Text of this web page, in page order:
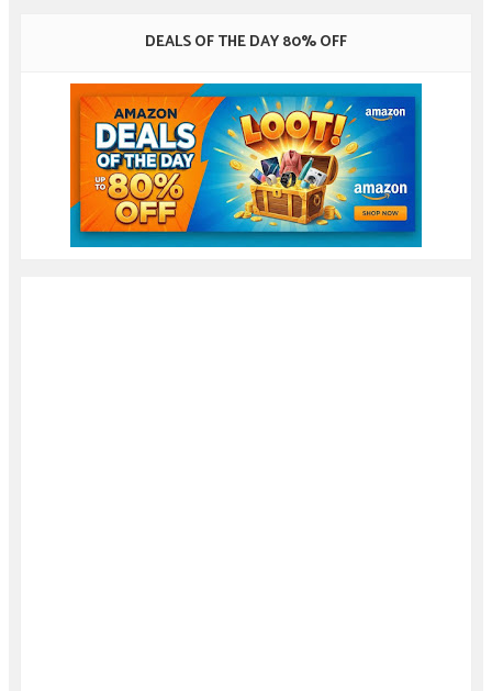
DEALS OF THE DAY 80% OFF